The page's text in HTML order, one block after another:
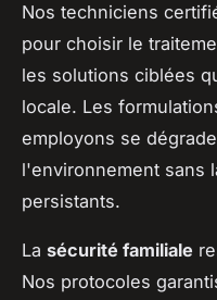
Nos techniciens
pour choisir le
les solutions ciblées
locale. Les
employons se
l'environnement sans
persistants.
La sécurité familiale
Nos protocoles